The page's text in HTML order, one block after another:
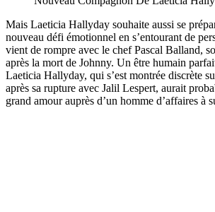
Mais Laeticia Hallyday souhaite aussi se
nouveau défi émotionnel en s’entourant de
vient de rompre avec le chef Pascal Balland,
après la mort de Johnny. Un être humain
Laeticia Hallyday, qui s’est montrée discrète
après sa rupture avec Jalil Lespert, aurait
grand amour auprès d’un homme d’affaires à